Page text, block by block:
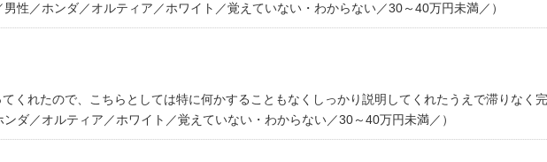
性／ホンダ／オルティア／ホワイト／覚えていない・わからない／30～40万円未満／）
くれたので、こちらとしては特に何かすることもなくしっかり説明してくれたうえで滞りなく
ダ／オルティア／ホワイト／覚えていない・わからない／30～40万円未満／）